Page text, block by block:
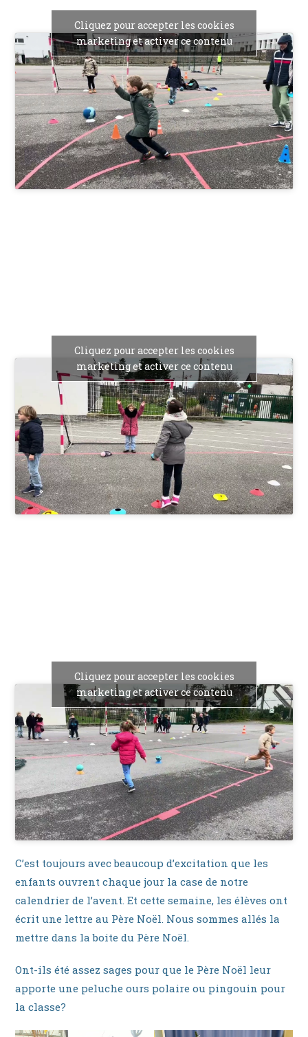
Cliquez pour accepter les cookies
marketing et activer ce contenu
Cliquez pour accepter les cookies
marketing et activer ce contenu
Cliquez pour accepter les cookies
marketing et activer ce contenu
C’est toujours avec beaucoup d’excitation que les
enfants ouvrent chaque jour la case de notre
calendrier de l’avent. Et cette semaine, les élèves ont
écrit une lettre au Père Noël. Nous sommes allés la
mettre dans la boite du Père Noël.
Ont-ils été assez sages pour que le Père Noël leur
apporte une peluche ours polaire ou pingouin pour
la classe?